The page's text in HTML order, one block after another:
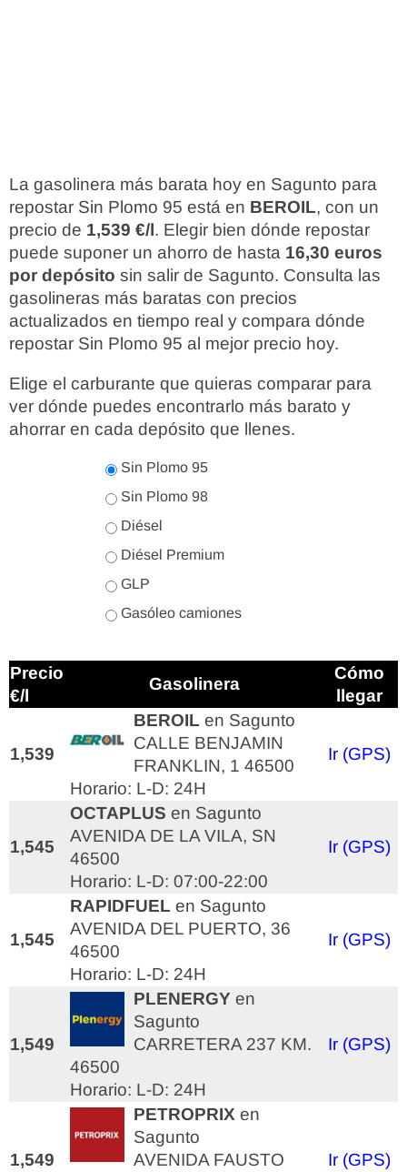
La gasolinera más barata hoy en Sagunto para
repostar Sin Plomo 95 está en BEROIL, con un
precio de 1,539 €/l. Elegir bien dónde repostar
puede suponer un ahorro de hasta 16,30 euros
por depósito sin salir de Sagunto. Consulta las
gasolineras más baratas con precios
actualizados en tiempo real y compara dónde
repostar Sin Plomo 95 al mejor precio hoy.
Elige el carburante que quieras comparar para
ver dónde puedes encontrarlo más barato y
ahorrar en cada depósito que llenes.
Sin Plomo 95
Sin Plomo 98
Diésel
Diésel Premium
GLP
Gasóleo camiones
Precio
€/l
Gasolinera
Cómo
llegar
1,539
BEROIL en Sagunto
CALLE BENJAMIN
FRANKLIN, 1 46500
Horario: L-D: 24H
Ir (GPS)
1,545
OCTAPLUS en Sagunto
AVENIDA DE LA VILA, SN
46500
Horario: L-D: 07:00-22:00
Ir (GPS)
1,545
RAPIDFUEL en Sagunto
AVENIDA DEL PUERTO, 36
46500
Horario: L-D: 24H
Ir (GPS)
1,549
PLENERGY en
Sagunto
CARRETERA 237 KM.
46500
Horario: L-D: 24H
Ir (GPS)
1,549
PETROPRIX en
Sagunto
AVENIDA FAUSTO
Ir (GPS)